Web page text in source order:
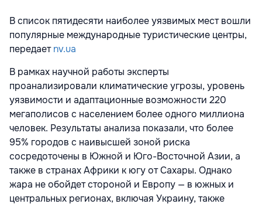
В список пятидесяти наиболее уязвимых мест вошли
популярные международные туристические центры,
передаетnv.ua
В рамках научной работы эксперты
проанализировали климатические угрозы, уровень
уязвимости и адаптационные возможности 220
мегаполисов с населением более одного миллиона
человек. Результаты анализа показали, что более
95% городов с наивысшей зоной риска
сосредоточены в Южной и Юго-Восточной Азии, а
также в странах Африки к югу от Сахары. Однако
жара не обойдет стороной и Европу — в южных и
центральных регионах, включая Украину, также